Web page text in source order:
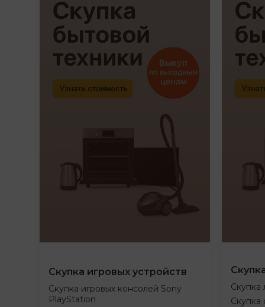
Скупка игровых устройств
Скупка игровых консолей Sony
PlayStation
Скупка
Скупка